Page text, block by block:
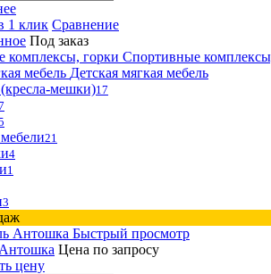
1 клик Сравнение
Под заказ
Спортивные
Детская мягкая мебель
мешки)17
21
4
1
3
Быстрый просмотр
Цена по запросу
цену